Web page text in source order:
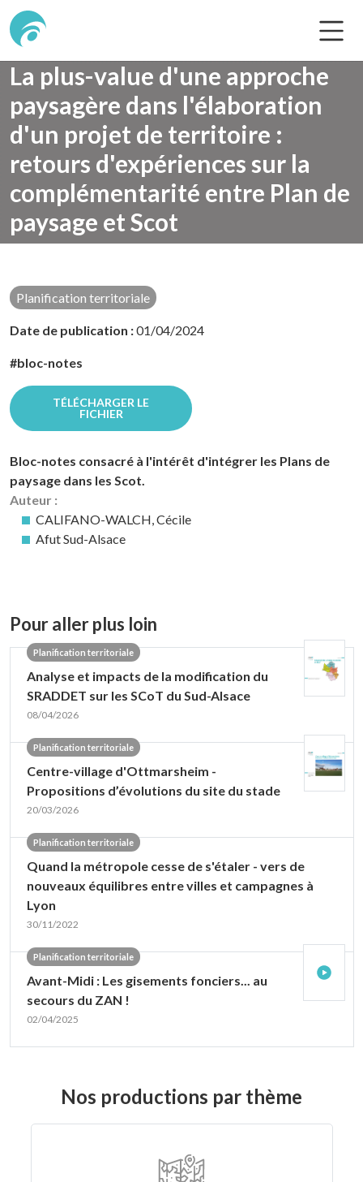
La plus-value d'une approche
paysagère dans l'élaboration
d'un projet de territoire :
retours d'expériences sur la
complémentarité entre Plan de
paysage et Scot
Planification territoriale
Date de publication :01/04/2024
#bloc-notes
TÉLÉCHARGER LE
FICHIER
Bloc-notes consacré à l'intérêt d'intégrer les Plans de
paysage dans les Scot.
Auteur :
CALIFANO-WALCH, Cécile
Afut Sud-Alsace
Pour aller plus loin
Planification territoriale
Analyse et impacts de la modification du
SRADDET sur les SCoT du Sud-Alsace
08/04/2026
Planification territoriale
Centre-village d'Ottmarsheim -
Propositions d’évolutions du site du stade
20/03/2026
Planification territoriale
Quand la métropole cesse de s'étaler - vers de
nouveaux équilibres entre villes et campagnes à
Lyon
30/11/2022
Planification territoriale
Avant-Midi : Les gisements fonciers... au
secours du ZAN !
02/04/2025
Nos productions par thème